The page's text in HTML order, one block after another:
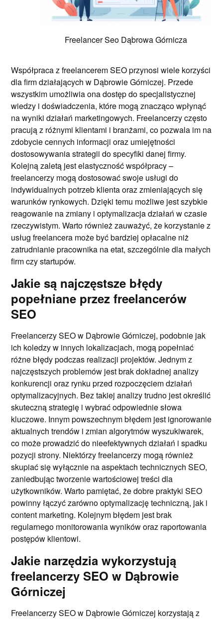
Freelancer Seo Dąbrowa Górnicza
Współpraca z freelancerem SEO przynosi wiele korzyści
dla firm działających w Dąbrowie Górniczej. Przede
wszystkim umożliwia ona dostęp do specjalistycznej
wiedzy i doświadczenia, które mogą znacząco wpłynąć
na wyniki działań marketingowych. Freelancerzy często
pracują z różnymi klientami i branżami, co pozwala im na
zdobycie cennych informacji oraz umiejętności
dostosowywania strategii do specyfiki danej firmy.
Kolejną zaletą jest elastyczność współpracy –
freelancerzy mogą dostosować swoje usługi do
indywidualnych potrzeb klienta oraz zmieniających się
warunków rynkowych. Dzięki temu możliwe jest szybkie
reagowanie na zmiany i optymalizacja działań w czasie
rzeczywistym. Warto również zauważyć, że korzystanie z
usług freelancera może być bardziej opłacalne niż
zatrudnianie pracownika na etat, szczególnie dla małych
firm czy startupów.
Jakie są najczęstsze błędy
popełniane przez freelancerów
SEO
Freelancerzy SEO w Dąbrowie Górniczej, podobnie jak
ich koledzy w innych lokalizacjach, mogą popełniać
różne błędy podczas realizacji projektów. Jednym z
najczęstszych problemów jest brak dokładnej analizy
konkurencji oraz rynku przed rozpoczęciem działań
optymalizacyjnych. Bez takiej analizy trudno jest określić
skuteczną strategię i wybrać odpowiednie słowa
kluczowe. Innym powszechnym błędem jest ignorowanie
aktualnych trendów i zmian algorytmów wyszukiwarek,
co może prowadzić do nieefektywnych działań i spadku
pozycji strony. Niektórzy freelancerzy mogą również
skupiać się wyłącznie na aspektach technicznych SEO,
zaniedbując tworzenie wartościowej treści dla
użytkowników. Warto pamiętać, że dobre praktyki SEO
powinny łączyć zarówno optymalizację techniczną, jak i
content marketing. Kolejnym błędem jest brak
regularnego monitorowania wyników oraz raportowania
postępów klientowi.
Jakie narzędzia wykorzystują
freelancerzy SEO w Dąbrowie
Górniczej
Freelancerzy SEO w Dąbrowie Górniczej korzystają z